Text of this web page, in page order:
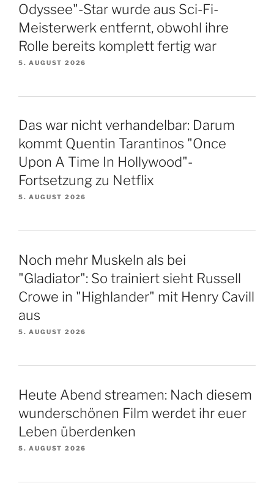
Odyssee"-Star wurde aus Sci-Fi-
Meisterwerk entfernt, obwohl ihre
Rolle bereits komplett fertig war
5. AUGUST 2026
Das war nicht verhandelbar: Darum
kommt Quentin Tarantinos "Once
Upon A Time In Hollywood"-
Fortsetzung zu Netflix
5. AUGUST 2026
Noch mehr Muskeln als bei
"Gladiator": So trainiert sieht Russell
Crowe in "Highlander" mit Henry Cavill
aus
5. AUGUST 2026
Heute Abend streamen: Nach diesem
wunderschönen Film werdet ihr euer
Leben überdenken
5. AUGUST 2026